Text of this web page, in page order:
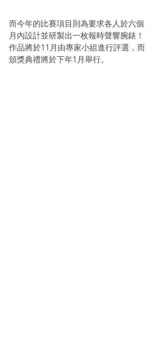
而今年的比賽項目則為要求各人於六個
月內設計並研製出一枚報時聲響腕錶！
作品將於11月由專家小組進行評選，而
頒獎典禮將於下年1月舉行。